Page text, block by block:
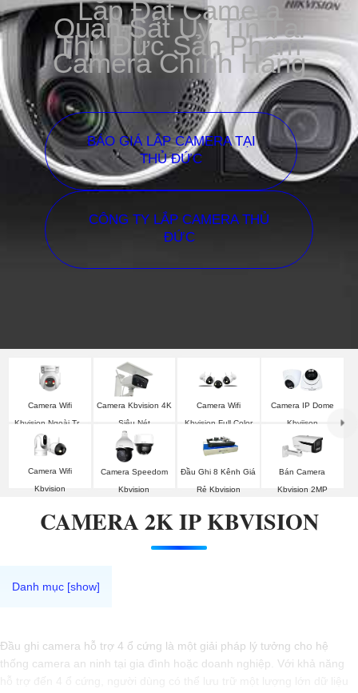
Lắp Đặt Camera
Quan Sát Uy Tín Tại
Thủ Đức Sản Phẩm
Camera Chính Hãng
BÁO GIÁ LẮP CAMERA TẠI
THỦ ĐỨC
CÔNG TY LẮP CAMERA THỦ
ĐỨC
Camera Wifi
Kbvision Ngoài Trời
360
Camera Kbvision 4K
Siêu Nét
Camera Wifi
Kbvision Full Color
Camera IP Dome
Kbviison
Camera Wifi
Kbvision
Camera Speedom
Kbvision
Đầu Ghi 8 Kênh Giá
Rẻ Kbvision
Bán Camera
Kbvision 2MP
CAMERA 2K IP KBVISION
Đầu ghi camera hỗ trợ 4 ổ cứng là một giải pháp lý tưởng cho hệ
thống camera an ninh tại gia đình hoặc doanh nghiệp. Với khả năng